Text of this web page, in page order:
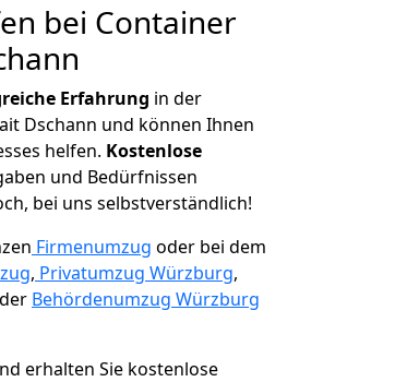
bei Container
Erfahrung in der
Dschann und können Ihnen
helfen. Kostenlose
und Bedürfnissen
bei uns selbstverständlich!
Firmenumzug oder bei dem
, Privatumzug Würzburg,
Behördenumzug Würzburg
erhalten Sie kostenlose